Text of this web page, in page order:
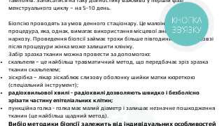
менструального циклу – на 5-10 день.
Біопсію проводять за умов денного стаціонару. Це малоінвазивна
процедура, яка, однак, вимагає використання місцевої анестезії або
наркозу. Проведення біопсії займає трохи більше півгодини часу. Невдовзі
після процедури жінка може залишити клініку.
Забір зразка тканин можна провести за допомогою:
скальпеля – це найбільш травматичний метод, що передбачає зріз зразка
тканин скальпелем;
зіскрібка – лікар зіскаблює слизову оболонку шийки матки кюреткою
(спеціальний інструмент);
радіохвильової хвилі - радіохвилі дозволяють швидко і безболісно
зрізати частину епітеліальних клітин;
пункційна голка - голка має малий діаметр і залишає незначне пошкодження
тканин (це найбільш щадний метод).
Вибір методики біопсії залежить від індивідуальних особливостей
КНОПКА
ЗВ'ЯЗКУ